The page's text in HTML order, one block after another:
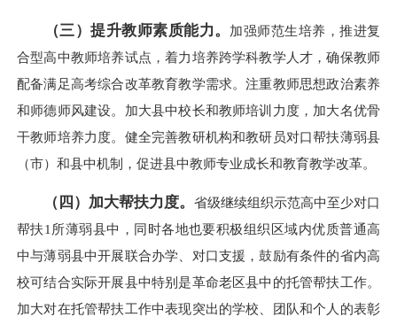
（三）提升教师素质能力。 加强师范生培养，推进复
合型高中教师培养试点，着力培养跨学科教学人才，确保教师
配备满足高考综合改革教育教学需求。注重教师思想政治素养
和师德师风建设。加大县中校长和教师培训力度，加大名优骨
干教师培养力度。健全完善教研机构和教研员对口帮扶薄弱县
（市）和县中机制，促进县中教师专业成长和教育教学改革。
（四）加大帮扶力度。 省级继续组织示范高中至少对口
帮扶1所薄弱县中，同时各地也要积极组织区域内优质普通高
中与薄弱县中开展联合办学、对口支援，鼓励有条件的省内高
校可结合实际开展县中特别是革命老区县中的托管帮扶工作。
加大对在托管帮扶工作中表现突出的学校、团队和个人的表彰